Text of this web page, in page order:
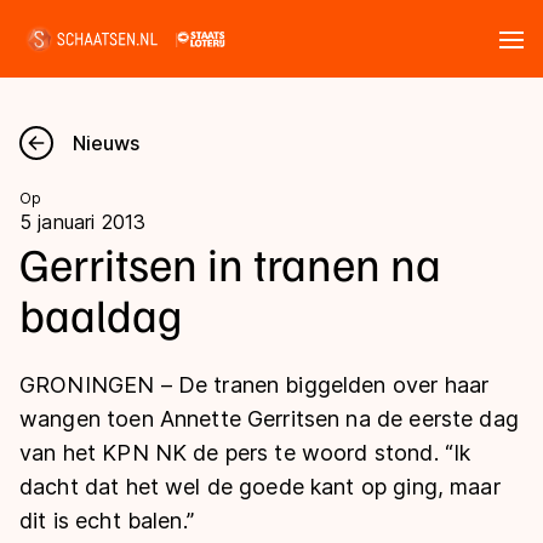
Nieuws
Kalender
Disciplines
Langebaan
Shorttrack
Inlineskaten
Uitslagen
Langebaan
Shorttrack
Marathon
Tijden & historie
Ranglijsten Langebaan
Nieuws
Op
5 januari 2013
Gerritsen in tranen na
baaldag
GRONINGEN – De tranen biggelden over haar
wangen toen Annette Gerritsen na de eerste dag
van het KPN NK de pers te woord stond. “Ik
dacht dat het wel de goede kant op ging, maar
dit is echt balen.”